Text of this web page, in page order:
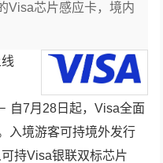
Visa芯片感应卡，境内
自7月28日起，Visa全面
入境游客可持境外发行
持Visa银联双标芯片